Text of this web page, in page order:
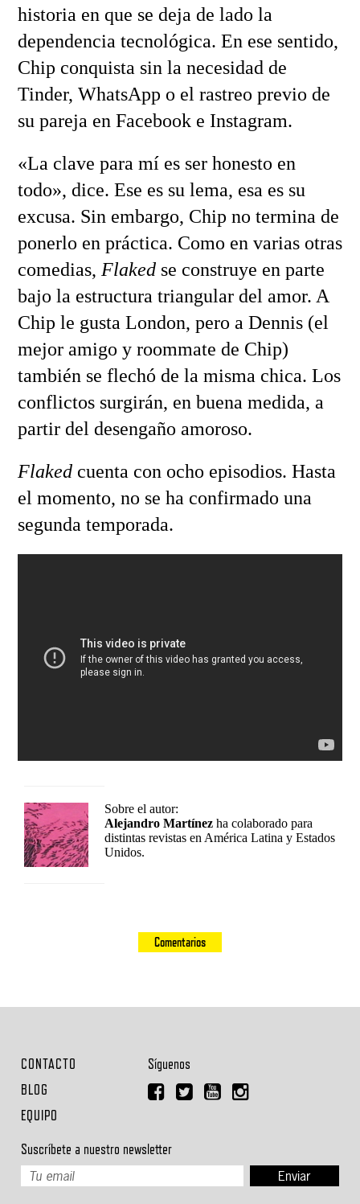
historia en que se deja de lado la
dependencia tecnológica. En ese sentido,
Chip conquista sin la necesidad de
Tinder, WhatsApp o el rastreo previo de
su pareja en Facebook e Instagram.
«La clave para mí es ser honesto en
todo», dice. Ese es su lema, esa es su
excusa. Sin embargo, Chip no termina de
ponerlo en práctica. Como en varias otras
comedias, Flakedse construye en parte
bajo la estructura triangular del amor. A
Chip le gusta London, pero a Dennis (el
mejor amigo y roommate de Chip)
también se flechó de la misma chica. Los
conflictos surgirán, en buena medida, a
partir del desengaño amoroso.
Flakedcuenta con ocho episodios. Hasta
el momento, no se ha confirmado una
segunda temporada.
Sobre el autor:
Alejandro Martínez ha colaborado para
distintas revistas en América Latina y Estados
Unidos.
Comentarios
CONTACTO
BLOG
EQUIPO
Síguenos
Suscríbete a nuestro newsletter